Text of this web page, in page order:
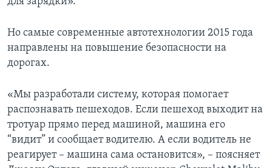
Но самые современные автотехнологии 2015 года
направлены на повышение безопасности на
дорогах.
«Мы разработали систему, которая помогает
распознавать пешеходов. Если пешеход выходит на
тротуар прямо перед машиной, машина его
“видит” и сообщает водителю. А если водитель не
реагирует – машина сама остановится», – поясняет